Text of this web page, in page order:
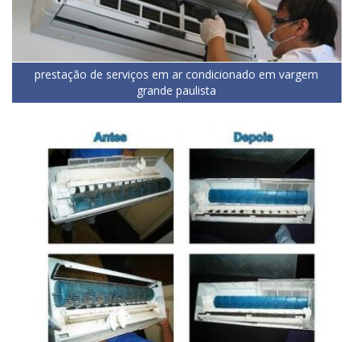
prestação de serviços em ar condicionado em vargem
grande paulista